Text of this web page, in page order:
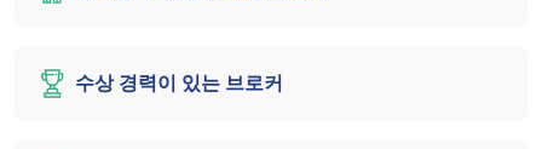
수상 경력이 있는 브로커